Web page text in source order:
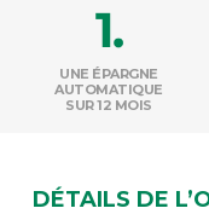
UNE ÉPARGNE
AUTOMATIQUE
SUR 12 MOIS
DÉTAILS DE